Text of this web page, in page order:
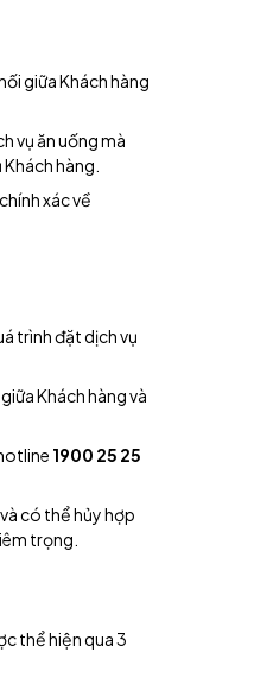
giữa Khách hàng
vụ ăn uống mà
hàng.
xác về
trình đặt dịch vụ
Khách hàng và
1900 25 25
có thể hủy hợp
trọng.
thể hiện qua 3